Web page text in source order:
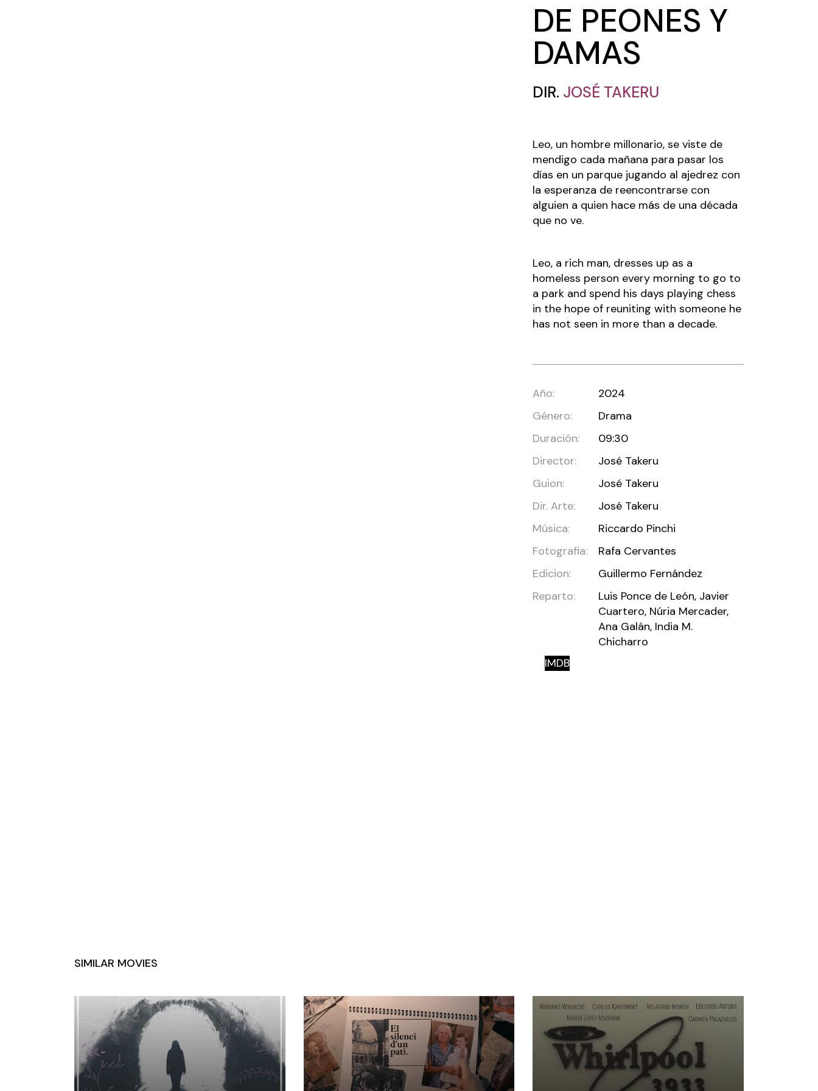
DE PEONES Y
DAMAS
DIR. JOSÉ TAKERU
Leo, un hombre millonario, se viste de
mendigo cada mañana para pasar los
días en un parque jugando al ajedrez con
la esperanza de reencontrarse con
alguien a quien hace más de una década
que no ve.
Leo, a rich man, dresses up as a
homeless person every morning to go to
a park and spend his days playing chess
in the hope of reuniting with someone he
has not seen in more than a decade.
Año:
2024
Género:
Drama
Duración:
09:30
Director:
José Takeru
Guion:
José Takeru
Dir. Arte:
José Takeru
Música:
Riccardo Pinchi
Fotografia:
Rafa Cervantes
Edicion:
Guillermo Fernández
Reparto:
Luis Ponce de León, Javier
Cuartero, Núria Mercader,
Ana Galán, India M.
Chicharro
IMDB
SIMILAR MOVIES